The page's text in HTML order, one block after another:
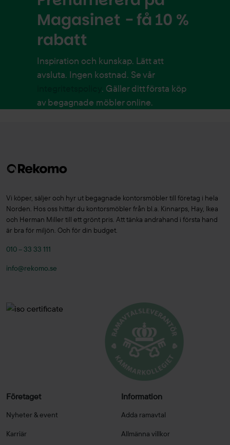
Magasinet - få 10 %
rabatt
Inspiration och kunskap. Lätt att
avsluta. Ingen kostnad. Se vår
. Gäller ditt första köp
av begagnade möbler online.
Vi köper, säljer och hyr ut begagnade kontorsmöbler till företag i hela
Norden. Hos oss hittar du kontorsmöbler från bl.a. Kinnarps, Hay, Ikea
och Herman Miller till ett grönt pris. Att tänka andrahand i första hand
är bra för miljön. Och för din budget.
010 – 33 33 111
info@rekomo.se
Företaget
Nyheter & event
Karriär
Information
Adda ramavtal
Allmänna villkor